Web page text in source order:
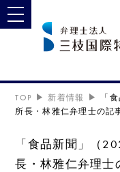
toggle navigation
TOP 新着情報
「
所長・林雅仁弁理士の記
「食品新聞」（
長・林雅仁弁理士